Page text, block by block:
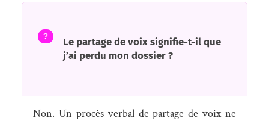
?
Le partage de voix signifie-t-il que
j’ai perdu mon dossier ?
Non. Un procès-verbal de partage de voix ne